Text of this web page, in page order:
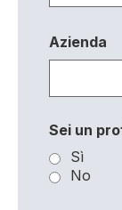
Azienda
Sei un
Sì
No